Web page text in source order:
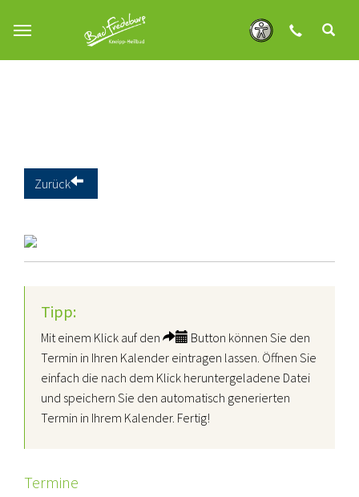
Zurück
Tipp:
Mit einem Klick auf den
Button können Sie den
Termin in Ihren Kalender eintragen lassen. Öffnen Sie
einfach die nach dem Klick heruntergeladene Datei
und speichern Sie den automatisch generierten
Termin in Ihrem Kalender. Fertig!
Termine